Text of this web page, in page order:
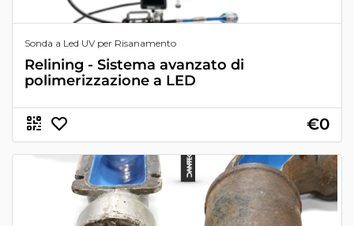
Sonda a Led UV per Risanamento
Relining - Sistema avanzato di
polimerizzazione a LED
€0